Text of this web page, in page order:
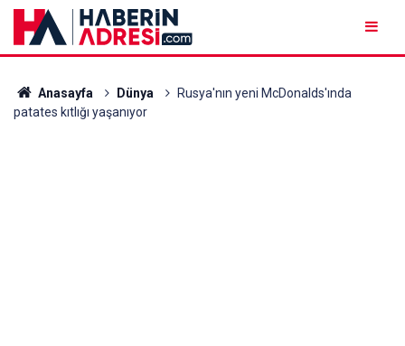
Anasayfa Dünya
Rusya'nın yeni McDonalds'ında
patates kıtlığı yaşanıyor